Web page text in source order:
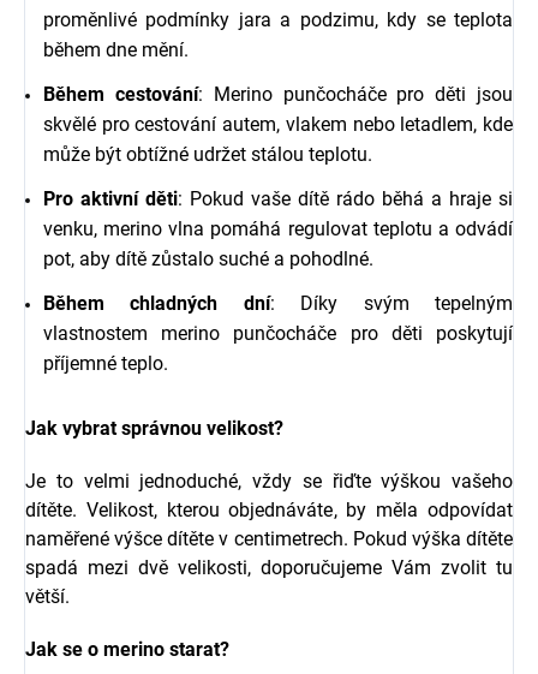
proměnlivé podmínky jara a podzimu, kdy se teplota
během dne mění.
Během cestování: Merino punčocháče pro děti jsou
skvělé pro cestování autem, vlakem nebo letadlem, kde
může být obtížné udržet stálou teplotu.
Pro aktivní děti: Pokud vaše dítě rádo běhá a hraje si
venku, merino vlna pomáhá regulovat teplotu a odvádí
pot, aby dítě zůstalo suché a pohodlné.
Během chladných dní: Díky svým tepelným
vlastnostem merino punčocháče pro děti poskytují
příjemné teplo.
Jak vybrat správnou velikost?
Je to velmi jednoduché, vždy se řiďte výškou vašeho
dítěte. Velikost, kterou objednáváte, by měla odpovídat
naměřené výšce dítěte v centimetrech. Pokud výška dítěte
spadá mezi dvě velikosti, doporučujeme Vám zvolit tu
větší.
Jak se o merino starat?